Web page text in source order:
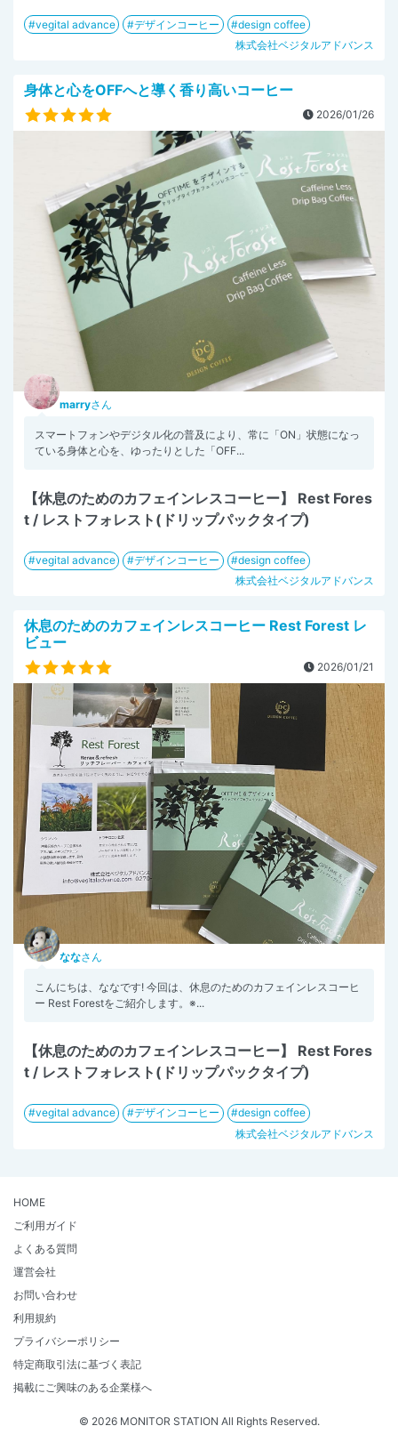
vegital advance デザインコーヒー
design coffee
株式会社ベジタルアドバンス
身体と心をOFFへと導く香り高いコーヒー
2026/01/26
marryさん
スマートフォンやデジタル化の普及により、常に「ON」状態になっ
ている身体と心を、ゆったりとした「OFF...
【休息のためのカフェインレスコーヒー】 Rest Fores
t / レストフォレスト(ドリップパックタイプ)
vegital advance デザインコーヒー
design coffee
株式会社ベジタルアドバンス
休息のためのカフェインレスコーヒー Rest Forest レ
ビュー
2026/01/21
ななさん
こんにちは、ななです! 今回は、休息のためのカフェインレスコーヒ
ー Rest Forestをご紹介します。※...
【休息のためのカフェインレスコーヒー】 Rest Fores
t / レストフォレスト(ドリップパックタイプ)
vegital advance デザインコーヒー
design coffee
株式会社ベジタルアドバンス
HOME
ご利用ガイド
よくある質問
運営会社
お問い合わせ
利用規約
プライバシーポリシー
特定商取引法に基づく表記
掲載にご興味のある企業様へ
© 2026 MONITOR STATION All Rights Reserved.